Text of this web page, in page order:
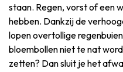
staan. Regen, vorst of een
hebben. Dankzij de
lopen overtollige
bloembollen niet te nat
zetten? Dan sluit je het